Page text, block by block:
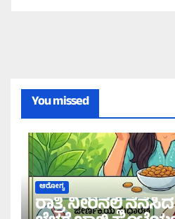
You missed
ಆರೋಗ್ಯ
ರಾತ್ರಿ ನೀರಿನಲ್ಲಿ